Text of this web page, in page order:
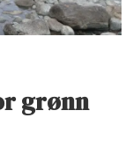
grønn